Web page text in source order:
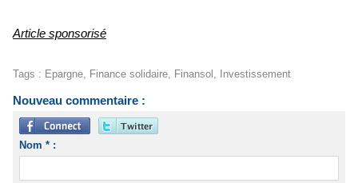
Article sponsorisé
Tags : Epargne, Finance solidaire, Finansol , Investissement
Nouveau commentaire :
Nom * :